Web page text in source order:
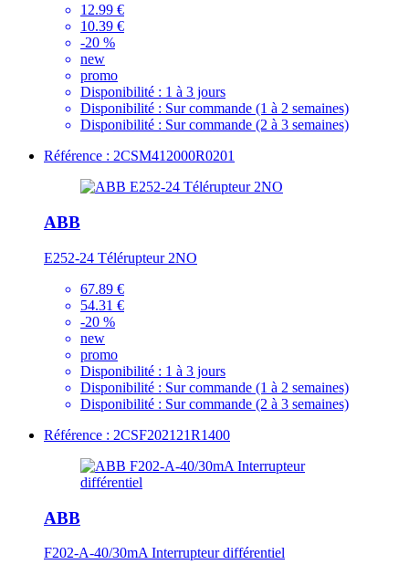
12.99 €
10.39 €
-20 %
new
promo
Disponibilité : 1 à 3 jours
Disponibilité : Sur commande (1 à 2 semaines)
Disponibilité : Sur commande (2 à 3 semaines)
Référence : 2CSM412000R0201
ABB
E252-24 Télérupteur 2NO
67.89 €
54.31 €
-20 %
new
promo
Disponibilité : 1 à 3 jours
Disponibilité : Sur commande (1 à 2 semaines)
Disponibilité : Sur commande (2 à 3 semaines)
Référence : 2CSF202121R1400
ABB
F202-A-40/30mA Interrupteur différentiel